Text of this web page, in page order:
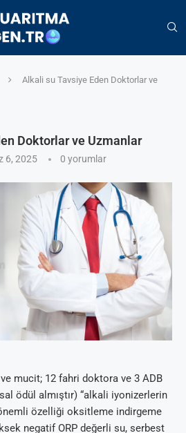
Alkali su Tavsiye Eden Doktorlar ve
Doktorlar ve Uzmanlar
6, 2025 0 yorumlar
mucit; 12 fahri doktora ve 3 ADB
ödül almıştır) “alkali iyonizerlerin
özelliği oksitleme indirgeme
negatif ORP değerli su, serbest